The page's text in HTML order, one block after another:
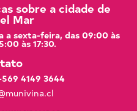
sobre a cidade de
Mar
a sexta-feira, das 09:00 às
às 17:30.
4149 3644